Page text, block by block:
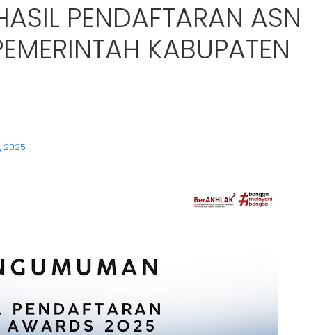
PENDAFTARAN ASN
KABUPATEN
2025